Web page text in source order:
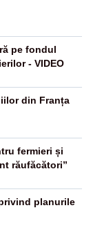
pe fondul
- VIDEO
din Franța
fermieri și
răufăcători”
planurile